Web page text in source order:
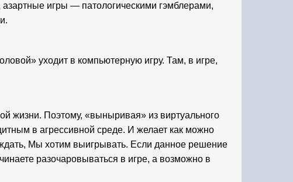
игры — патологическими гэмблерами,
уходит в компьютерную игру. Там, в игре,
жизни. Поэтому, «выныривая» из виртуального
в агрессивной среде. И желает как можно
Мы хотим выигрывать. Если данное решение
разочаровываться в игре, а возможно в